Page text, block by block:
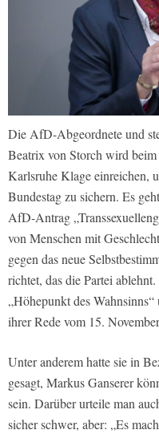
Die AfD-Abgeordnete und
Beatrix von Storch wird
Karlsruhe Klage einreichen,
Bundestag zu sichern. Es
AfD-Antrag
von Menschen mit
gegen das neue
richtet, das die Partei
„Höhepunkt des
ihrer Rede vom 15.
Unter anderem hatte sie in
gesagt, Markus Ganserer
sein. Darüber urteile man
sicher schwer, aber: „Es